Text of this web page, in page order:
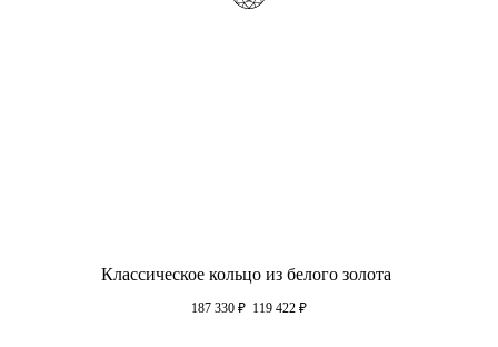
Классическое кольцо из белого золота
187 330 ₽ 119 422 ₽